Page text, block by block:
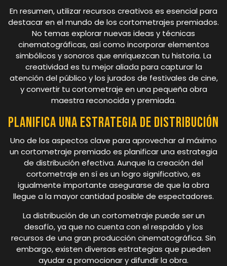
En resumen, utilizar recursos creativos es esencial para
destacar en el mundo de los cortometrajes premiados.
No temas explorar nuevas ideas y técnicas
cinematográficas, así como incorporar elementos
simbólicos y sonoros que enriquezcan tu historia. La
creatividad es tu mejor aliada para capturar la
atención del público y los jurados de festivales de cine,
y convertir tu cortometraje en una pequeña obra
maestra reconocida y premiada.
Planifica una estrategia de distribución
Uno de los aspectos clave para aprovechar al máximo
un cortometraje premiado es planificar una estrategia
de distribución efectiva. Aunque la creación del
cortometraje en sí es un logro significativo, es
igualmente importante asegurarse de que la obra
llegue a la mayor cantidad posible de espectadores.
La distribución de un cortometraje puede ser un
desafío, ya que no cuenta con el respaldo y los
recursos de una gran producción cinematográfica. Sin
embargo, existen diversas estrategias que pueden
ayudar a promocionar y difundir la obra.